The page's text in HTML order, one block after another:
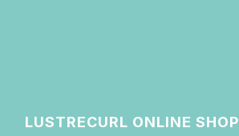
LUSTRECURL ONLINE SHOP